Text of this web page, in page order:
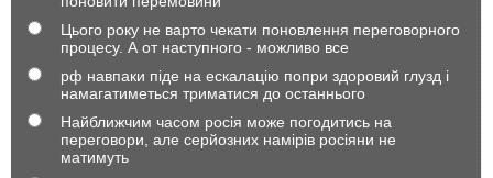
Цього року не варто чекати поновлення переговорного
процесу. А от наступного - можливо все
рф навпаки піде на ескалацію попри здоровий глузд і
намагатиметься триматися до останнього
Найближчим часом росія може погодитись на
переговори, але серйозних намірів росіяни не
матимуть